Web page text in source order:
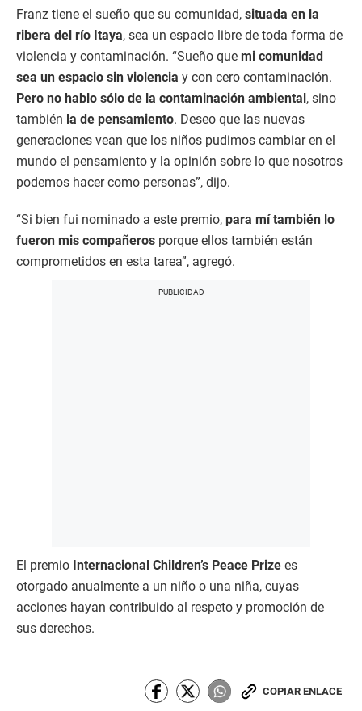
Franz tiene el sueño que su comunidad, situada en la
ribera del río Itaya, sea un espacio libre de toda forma de
violencia y contaminación. “Sueño que mi comunidad
sea un espacio sin violencia y con cero contaminación.
Pero no hablo sólo de la contaminación ambiental , sino
también la de pensamiento. Deseo que las nuevas
generaciones vean que los niños pudimos cambiar en el
mundo el pensamiento y la opinión sobre lo que nosotros
podemos hacer como personas”, dijo.
“Si bien fui nominado a este premio, para mí también lo
fueron mis compañeros porque ellos también están
comprometidos en esta tarea”, agregó.
El premio Internacional Children’s Peace Prize es
otorgado anualmente a un niño o una niña, cuyas
acciones hayan contribuido al respeto y promoción de
sus derechos.
COPIAR ENLACE